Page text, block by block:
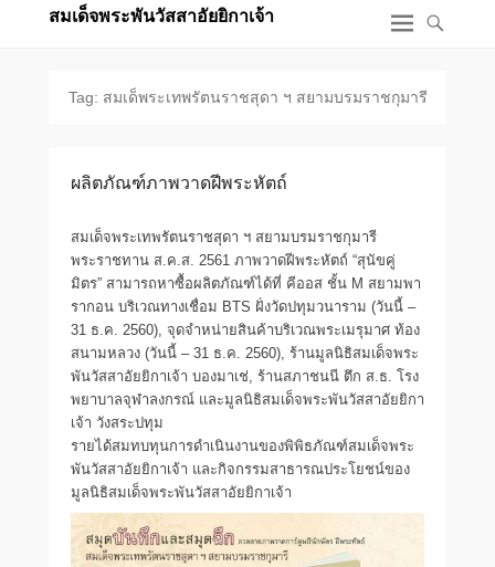
สมเด็จพระพันวัสสาอัยยิกาเจ้า
Tag: สมเด็พระเทพรัตนราชสุดา ฯ สยามบรมราชกุมารี
ผลิตภัณฑ์ภาพวาดฝีพระหัตถ์
สมเด็จพระเทพรัตนราชสุดา ฯ สยามบรมราชกุมารี
พระราชทาน ส.ค.ส. 2561 ภาพวาดฝีพระหัตถ์ “สุนัขคู่
มิตร” สามารถหาซื้อผลิตภัณฑ์ได้ที่ คีออส ชั้น M สยามพา
รากอน บริเวณทางเชื่อม BTS ฝั่งวัดปทุมวนาราม (วันนี้ –
31 ธ.ค. 2560), จุดจำหน่ายสินค้าบริเวณพระเมรุมาศ ท้อง
สนามหลวง (วันนี้ – 31 ธ.ค. 2560), ร้านมูลนิธิสมเด็จพระ
พันวัสสาอัยยิกาเจ้า บองมาเช่, ร้านสภาชนนี ตึก ส.ธ. โรง
พยาบาลจุฬาลงกรณ์ และมูลนิธิสมเด็จพระพันวัสสาอัยยิกา
เจ้า วังสระปทุม
รายได้สมทบทุนการดำเนินงานของพิพิธภัณฑ์สมเด็จพระ
พันวัสสาอัยยิกาเจ้า และกิจกรรมสาธารณประโยชน์ของ
มูลนิธิสมเด็จพระพันวัสสาอัยยิกาเจ้า